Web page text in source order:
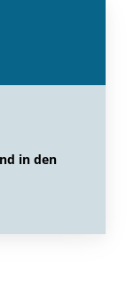
in den